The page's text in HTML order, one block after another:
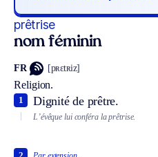
prêtrise
nom féminin
FR [pʀɛtʀiz]
Religion.
Dignité de prêtre.
1
L’évêque lui conféra la prêtrise.